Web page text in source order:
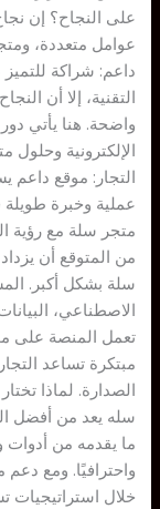
على النجاح؟ إن
عوامل متعددة،
داعم: شراكة
التقنية، إلا أن
واضحة. هنا يأتي
الإلكترونية
التجار: موقع داعم
عملية وخبرة طويلة
من المتوقع أن
سلة بشكل أكبر.
الاصطناعي،
تعمل المنصة على
مبتكرة تساعد
الصدارة. لماذا
سله يعد من أفضل
ما يقدمه من أدوات
واحترافيًا. ومع
خلال استراتيجيات